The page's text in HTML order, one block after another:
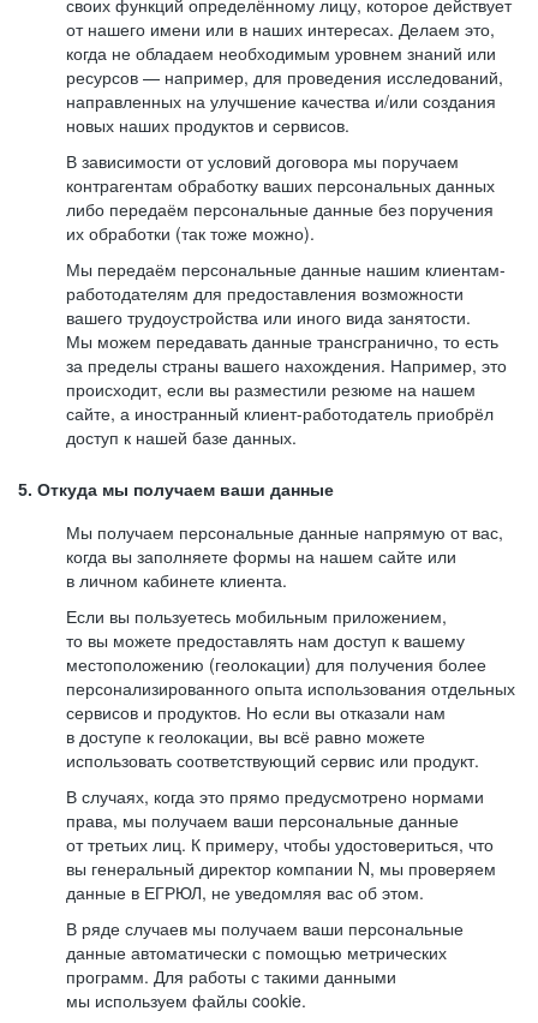
своих функций определённому лицу, которое действует
от нашего имени или в наших интересах. Делаем это,
когда не обладаем необходимым уровнем знаний или
ресурсов — например, для проведения исследований,
направленных на улучшение качества и/или создания
новых наших продуктов и сервисов.
В зависимости от условий договора мы поручаем
контрагентам обработку ваших персональных данных
либо передаём персональные данные без поручения
их обработки (так тоже можно).
Мы передаём персональные данные нашим клиентам-
работодателям для предоставления возможности
вашего трудоустройства или иного вида занятости.
Мы можем передавать данные трансгранично, то есть
за пределы страны вашего нахождения. Например, это
происходит, если вы разместили резюме на нашем
сайте, а иностранный клиент-работодатель приобрёл
доступ к нашей базе данных.
5. Откуда мы получаем ваши данные
Мы получаем персональные данные напрямую от вас,
когда вы заполняете формы на нашем сайте или
в личном кабинете клиента.
Если вы пользуетесь мобильным приложением,
то вы можете предоставлять нам доступ к вашему
местоположению (геолокации) для получения более
персонализированного опыта использования отдельных
сервисов и продуктов. Но если вы отказали нам
в доступе к геолокации, вы всё равно можете
использовать соответствующий сервис или продукт.
В случаях, когда это прямо предусмотрено нормами
права, мы получаем ваши персональные данные
от третьих лиц. К примеру, чтобы удостовериться, что
вы генеральный директор компании N, мы проверяем
данные в ЕГРЮЛ, не уведомляя вас об этом.
В ряде случаев мы получаем ваши персональные
данные автоматически с помощью метрических
программ. Для работы с такими данными
мы используем файлы cookie.